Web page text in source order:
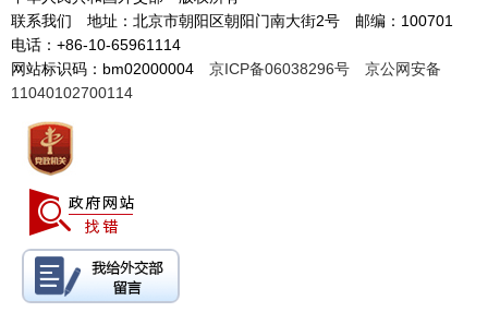
联系我们 地址：北京市朝阳区朝阳门南大街2号 邮编：100701
电话：+86-10-65961114
网站标识码：bm02000004 京ICP备06038296号
京公网安备
11040102700114